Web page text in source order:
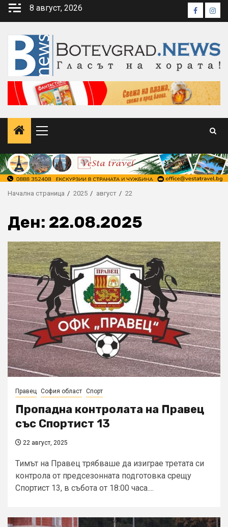
Skip
8 август, 2026 Facebook
Primary
Начална страница 2025 август 22
Ден: 22.08.2025
Правец София област Спорт
Пропадна контролата на Правец
със Спортист 13
22 август, 2025
Тимът на Правец трябваше да изиграе третата си
контрола от предсезонната подготовка срещу
Спортист 13, в събота от 18:00 часа....